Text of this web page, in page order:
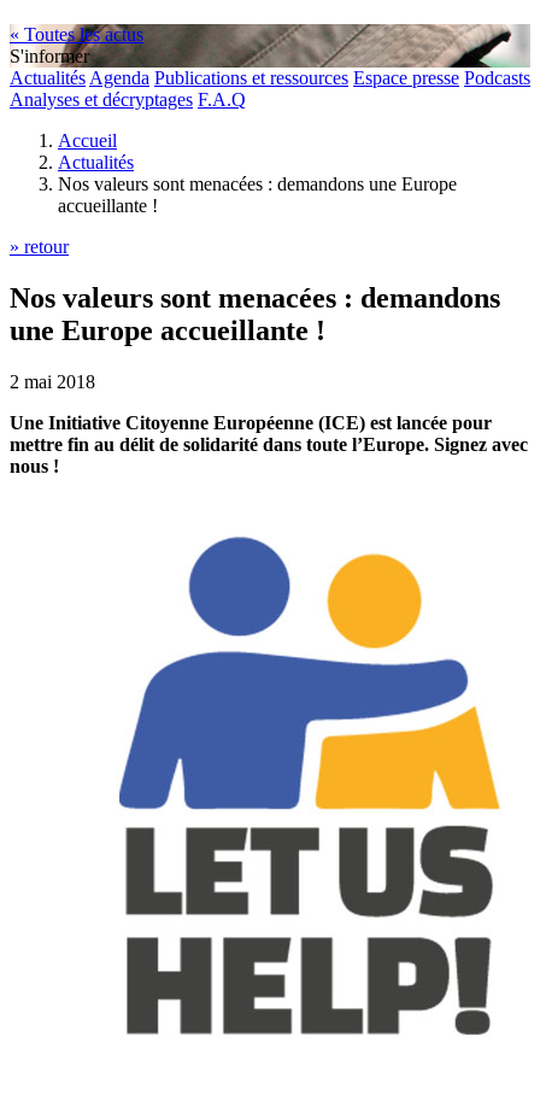
« Toutes les actus
S'informer
Actualités Agenda Publications et ressources Espace presse Podcasts
Analyses et décryptages F.A.Q
Accueil
Actualités
Nos valeurs sont menacées : demandons une Europe
accueillante !
» retour
Nos valeurs sont menacées : demandons
une Europe accueillante !
2 mai 2018
Une Initiative Citoyenne Européenne (ICE) est lancée pour
mettre fin au délit de solidarité dans toute l’Europe. Signez avec
nous !